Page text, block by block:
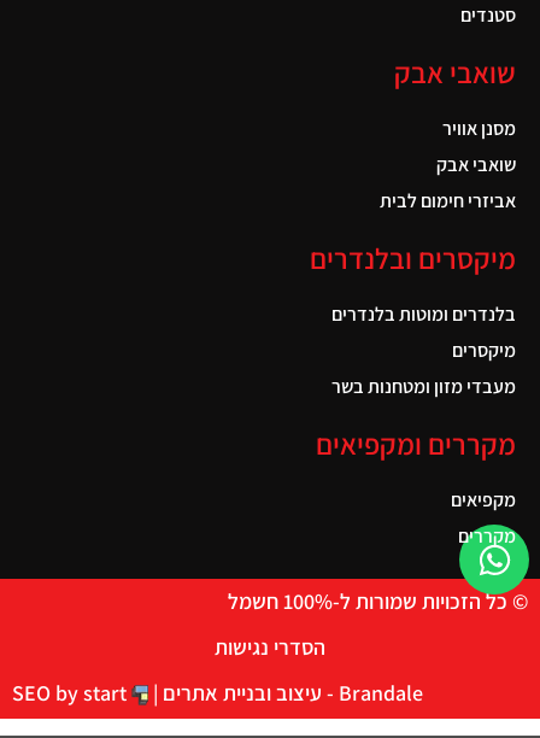
סטנדים
שואבי אבק
מסנן אוויר
שואבי אבק
אביזרי חימום לבית
מיקסרים ובלנדרים
בלנדרים ומוטות בלנדרים
מיקסרים
מעבדי מזון ומטחנות בשר
מקררים ומקפיאים
מקפיאים
מקררים
© כל הזכויות שמורות ל-100% חשמל
הסדרי נגישות
Brandale - עיצוב ובניית אתרים |